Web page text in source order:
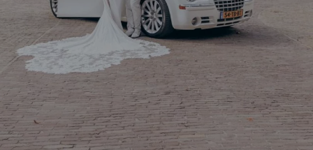
VERGADERING
VERGADEREN MET OVERNACHTING
ZALEN
CONCERT
GROEPSDINER
UITVAART EN CONDOLEANCE
GESCHIEDENIS
ONS TEAM
AGENDA
PLATTEGROND
VERHALEN
IN DE OMGEVING
HUISREGELS EN VEELGESTELDE VRAGEN
Vanenburgerallee 13
3882 RH Putten
Route plannen
info@vanenburg.nl
0341 375 454